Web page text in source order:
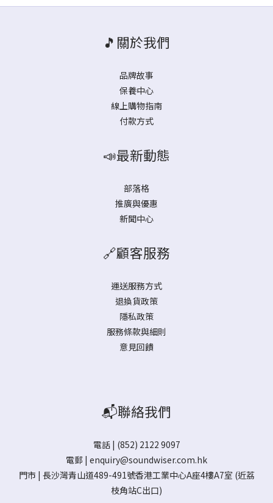
🎵關於我們
品牌故事
保養中心
線上購物指南
付款方式
📣最新動態
部落格
推廣與優惠
新聞中心
🔗顧客服務
運送服務方式
退換貨政策
隱私政策
服務條款與細則
意見回饋
📬聯絡我們
電話 | (852) 2122 9097
電郵 | enquiry@soundwiser.com.hk
門市 | 長沙灣青山道489-491號香港工業中心A座4樓A7室 (近荔
枝角站C出口)